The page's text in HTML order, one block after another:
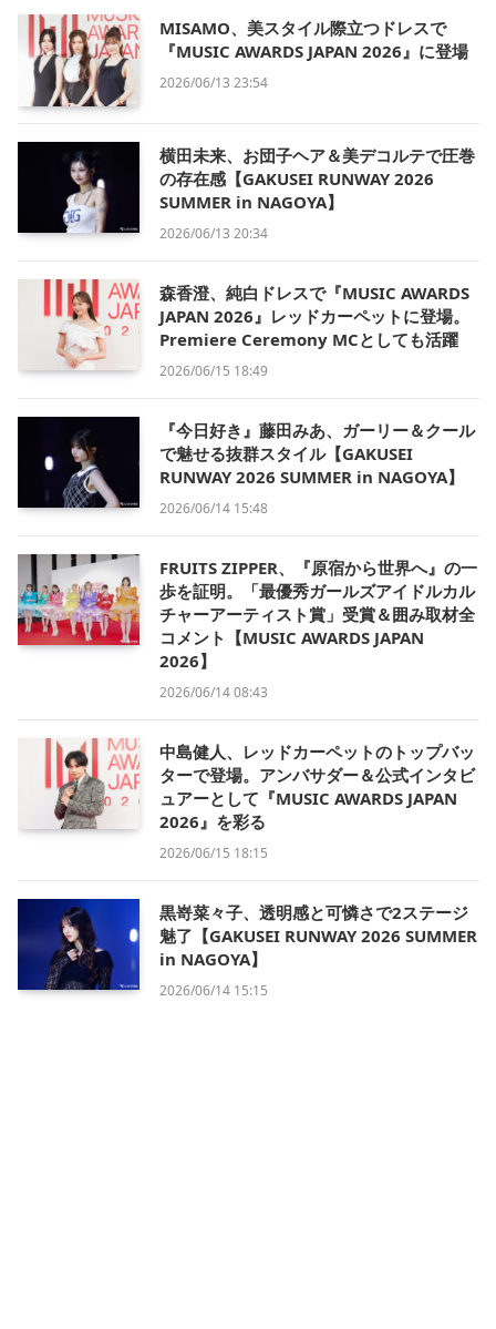
MISAMO、美スタイル際立つドレスで
『MUSIC AWARDS JAPAN 2026』に登場
2026/06/13 23:54
横田未来、お団子ヘア＆美デコルテで圧巻
の存在感【GAKUSEI RUNWAY 2026
SUMMER in NAGOYA】
2026/06/13 20:34
森香澄、純白ドレスで『MUSIC AWARDS
JAPAN 2026』レッドカーペットに登場。
Premiere Ceremony MCとしても活躍
2026/06/15 18:49
『今日好き』藤田みあ、ガーリー＆クール
で魅せる抜群スタイル【GAKUSEI
RUNWAY 2026 SUMMER in NAGOYA】
2026/06/14 15:48
FRUITS ZIPPER、『原宿から世界へ』の一
歩を証明。「最優秀ガールズアイドルカル
チャーアーティスト賞」受賞＆囲み取材全
コメント【MUSIC AWARDS JAPAN
2026】
2026/06/14 08:43
中島健人、レッドカーペットのトップバッ
ターで登場。アンバサダー＆公式インタビ
ュアーとして『MUSIC AWARDS JAPAN
2026』を彩る
2026/06/15 18:15
黒嵜菜々子、透明感と可憐さで2ステージ
魅了【GAKUSEI RUNWAY 2026 SUMMER
in NAGOYA】
2026/06/14 15:15